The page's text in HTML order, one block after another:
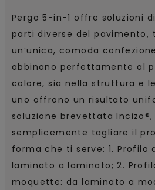
Pergo 5-in-1 offre soluzioni
parti diverse del pavimento,
un’unica, comoda
abbinano perfettamente al
colore, sia nella struttura e
uno offrono un risultato
soluzione brevettata Incizo®,
semplicemente tagliare il
forma che ti serve: 1. Profilo
laminato a laminato; 2.
moquette: da laminato a